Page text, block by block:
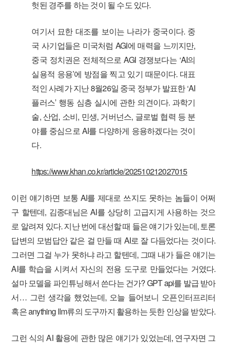
헛된 경주를 하는 것이 될 수도 있다.
여기서 묘한 대조를 보이는 나라가 중국이다. 중
국 사기업들은 미국처럼 AGI에 매력을 느끼지만,
중국 정치권은 전체적으로 AGI 경쟁보다는 ‘AI의
실용적 응용’에 방점을 찍고 있기 때문이다. 대표
적인 사례가 지난 8월26일 중국 정부가 발표한 ‘AI
플러스’ 행동 심층 실시에 관한 의견이다. 과학기
술, 산업, 소비, 민생, 거버넌스, 글로벌 협력 등 분
야를 중심으로 AI를 다양하게 응용하겠다는 것이
다.
https://www.khan.co.kr/article/202510212027015
이런 얘기하면 보통 AI를 제대로 쓰지도 못하는 놈들이 어쩌
구 할텐데, 김종대님은 AI를 상당히 고급지게 사용하는 것으
로 알려져 있다. 지난 번에 대선할 때 들은 얘기가 있는데, 토론
답변의 모범답안 같은 걸 만들 때 AI로 잘 다듬었다는 것이다.
그러면 그걸 누가 못하냐 라고 할텐데, 그때 내가 들은 얘기는
AI를 학습을 시켜서 자신의 전용 도구로 만들었다는 거였다.
설마 모델을 파인튜닝해서 쓴다는 건가? GPT api를 발급 받아
서… 그런 생각을 했었는데, 오늘 들어보니 오픈인터프리터
혹은 anything llm류의 도구까지 활용하는 듯한 인상을 받았다.
그런 식의 AI 활용에 관한 많은 얘기가 있었는데, 연구자면 그